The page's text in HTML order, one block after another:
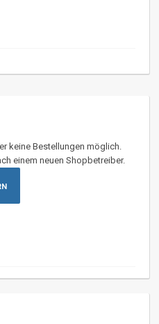
keine Bestellungen möglich.
einem neuen Shopbetreiber.